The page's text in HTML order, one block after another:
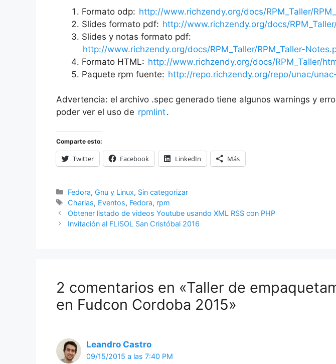
Formato odp: http://www.richzendy.org/docs/RPM_Taller/
Slides formato pdf: http://www.richzendy.org/docs/
Slides y notas formato pdf:
http://www.richzendy.org/docs/RPM_Taller/RPM_Taller-
Formato HTML: http://www.richzendy.org/docs/RPM_Taller/
Paquete rpm fuente: http://repo.richzendy.org/repo/unac/
Advertencia: el archivo .spec generado tiene algunos warnings y
poder ver el uso de rpmlint.
Comparte esto:
Twitter Facebook LinkedIn Más
Categorías
Fedora, Gnu y Linux, Sin categorizar
Etiquetas
Charlas, Eventos, Fedora, rpm
Obtener listado de videos Youtube usando XML RSS con PHP
Invitación al FLISOL San Cristóbal 2016
2 comentarios en «Taller de
en Fudcon Cordoba 2015»
Leandro Castro
09/15/2015 a las 7:40 PM